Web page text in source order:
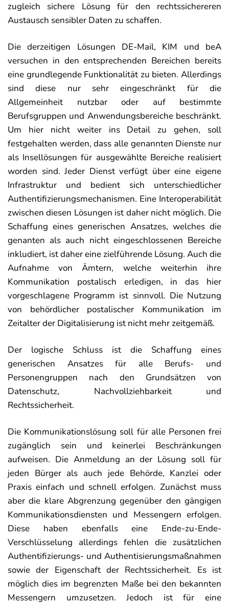
zugleich sichere Lösung für den rechtssichereren
Austausch sensibler Daten zu schaffen.
Die derzeitigen Lösungen DE-Mail, KIM und beA
versuchen in den entsprechenden Bereichen bereits
eine grundlegende Funktionalität zu bieten. Allerdings
sind diese nur sehr eingeschränkt für die
Allgemeinheit nutzbar oder auf bestimmte
Berufsgruppen und Anwendungsbereiche beschränkt.
Um hier nicht weiter ins Detail zu gehen, soll
festgehalten werden, dass alle genannten Dienste nur
als Insellösungen für ausgewählte Bereiche realisiert
worden sind. Jeder Dienst verfügt über eine eigene
Infrastruktur und bedient sich unterschiedlicher
Authentifizierungsmechanismen. Eine Interoperabilität
zwischen diesen Lösungen ist daher nicht möglich. Die
Schaffung eines generischen Ansatzes, welches die
genanten als auch nicht eingeschlossenen Bereiche
inkludiert, ist daher eine zielführende Lösung. Auch die
Aufnahme von Ämtern, welche weiterhin ihre
Kommunikation postalisch erledigen, in das hier
vorgeschlagene Programm ist sinnvoll. Die Nutzung
von behördlicher postalischer Kommunikation im
Zeitalter der Digitalisierung ist nicht mehr zeitgemäß.
Der logische Schluss ist die Schaffung eines
generischen Ansatzes für alle Berufs- und
Personengruppen nach den Grundsätzen von
Datenschutz, Nachvollziehbarkeit und
Rechtssicherheit.
Die Kommunikationslösung soll für alle Personen frei
zugänglich sein und keinerlei Beschränkungen
aufweisen. Die Anmeldung an der Lösung soll für
jeden Bürger als auch jede Behörde, Kanzlei oder
Praxis einfach und schnell erfolgen. Zunächst muss
aber die klare Abgrenzung gegenüber den gängigen
Kommunikationsdiensten und Messengern erfolgen.
Diese haben ebenfalls eine Ende-zu-Ende-
Verschlüsselung allerdings fehlen die zusätzlichen
Authentifizierungs- und Authentisierungsmaßnahmen
sowie der Eigenschaft der Rechtssicherheit. Es ist
möglich dies im begrenzten Maße bei den bekannten
Messengern umzusetzen. Jedoch ist für eine